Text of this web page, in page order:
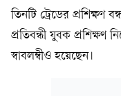
তিনটি ট্রেডের
প্রতিবন্ধী যুবক প্রশিক্ষণ
স্বাবলম্বীও হয়েছেন।